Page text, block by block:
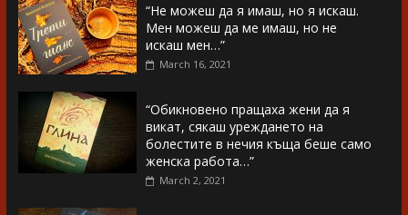
“Не можеш да я имаш, но я искаш.
Мен можеш да ме имаш, но не
искаш мен…”
March 16, 2021
“Обикновено пращаха жени да я
викат, сякаш уреждането на
болестите в нечия къща беше само
женска работа…”
March 2, 2021